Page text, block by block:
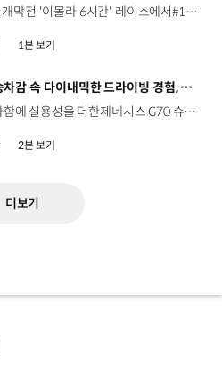
2026 WEC 개막전 '이몰라 6시간' 레이스에서#17, #19 차량 모두 결승선을 통과하며성공적으로 데뷔를 마친 제네시스의 GMR-001 하이퍼카. 고난도 서킷 위에서 안정적인 주행을 펼친 제네시스 마그마 레이싱의 도전을 영상으로 확인해 보세요. #제네시스 #제네시스마그마레이싱 #WEC #이몰라6시간 #Genesis #GenesisMagmaRacing #GMR001
1분 보기
부드러운 승차감 속 다이내믹한 드라이빙 경험, 제네시스 G70 슈팅브레이크
세단의 우아함에 실용성을 더한제네시스 G70 슈팅브레이크. 후면까지 매끄럽게 확장된 스포티한 실루엣,최대 1,535L의 넓은 러기지 공간까지. 스포츠 세단의 새로운 기준을 만드는제네시스 G70 슈팅브레이크를 영상으로 확인해 보세요. #제네시스 #G70슈팅브레이크 #스포츠세단 #모빌리티 #GENESIS #G70ShootingBrake
2분 보기
더보기